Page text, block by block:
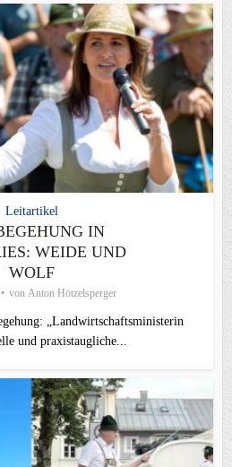
Leitartikel
IN
WEIDE UND
WOLF
von Anton Hötzelsperger
„Landwirtschaftsministerin
und praxistaugliche...